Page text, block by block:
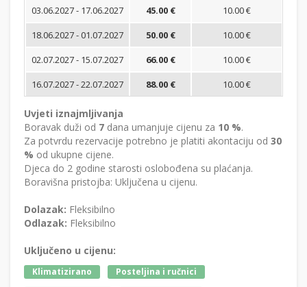
03.06.2027 - 17.06.2027 45.00 €
10.00 €
18.06.2027 - 01.07.2027
50.00 €
10.00 €
02.07.2027 - 15.07.2027
66.00 €
10.00 €
16.07.2027 - 22.07.2027
88.00 € 10.00 €
Uvjeti iznajmljivanja
Boravak duži od 7 dana umanjuje cijenu za 10 %.
Za potvrdu rezervacije potrebno je platiti akontaciju od 30
% od ukupne cijene.
Djeca do 2 godine starosti oslobođena su plaćanja.
Boravišna pristojba: Uključena u cijenu.
Dolazak: Fleksibilno
Odlazak: Fleksibilno
Uključeno u cijenu:
Klimatizirano
Posteljina i ručnici